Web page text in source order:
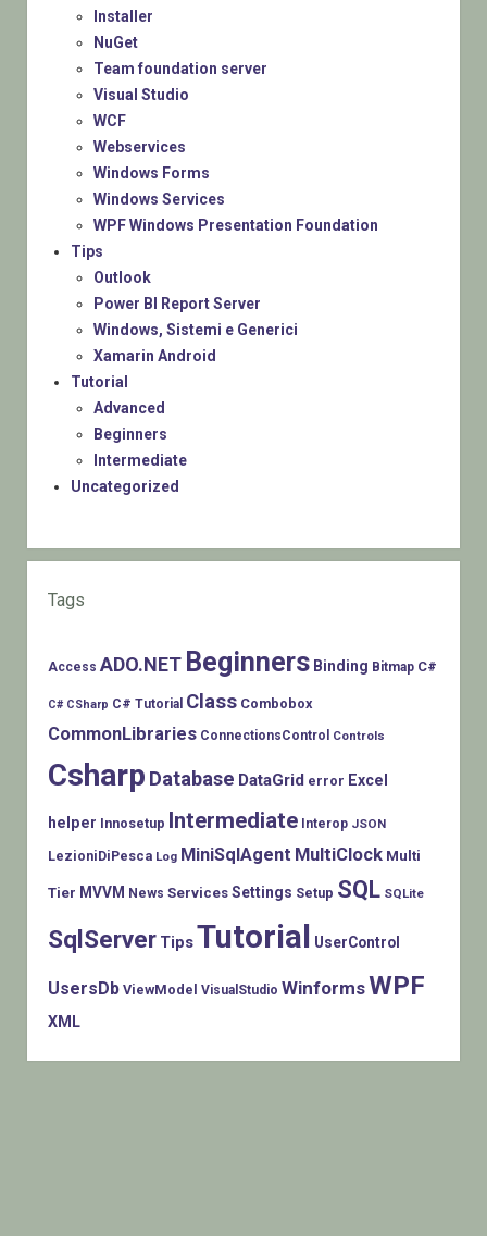
Installer
NuGet
Team foundation server
Visual Studio
WCF
Webservices
Windows Forms
Windows Services
WPF Windows Presentation Foundation
Tips
Outlook
Power BI Report Server
Windows, Sistemi e Generici
Xamarin Android
Tutorial
Advanced
Beginners
Intermediate
Uncategorized
Tags
Access ADO.NET Beginners Binding Bitmap C#
C# CSharp C# Tutorial Class Combobox
CommonLibraries ConnectionsControl Controls
Csharp Database DataGrid error Excel
helper Innosetup Intermediate Interop JSON
LezioniDiPesca Log MiniSqlAgent MultiClock Multi
Tier MVVM News Services Settings Setup SQL SQLite
SqlServer TipsTutorial UserControl
UsersDb ViewModel VisualStudio WinformsWPF
XML